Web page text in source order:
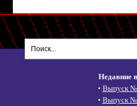
Недавние
• Выпуск
• Выпуск